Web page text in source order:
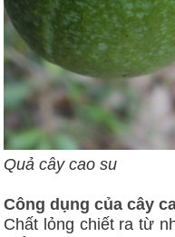
Quả cây cao su
Công dụng của cây
Chất lỏng chiết ra từ